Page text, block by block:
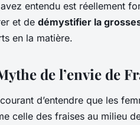
entendu est réellement
et de démystifier la
en la matière.
de l’envie de
d’entendre que les
celle des fraises au milieu